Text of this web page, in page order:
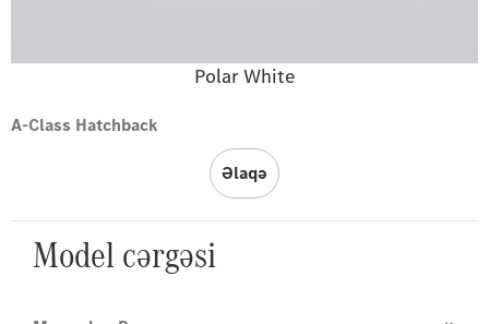
Polar White
A-Class Hatchback
Əlaqə
Model cərgəsi